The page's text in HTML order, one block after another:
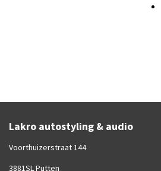
Lakro autostyling & audio
Voorthuizerstraat 144
3881SL Putten